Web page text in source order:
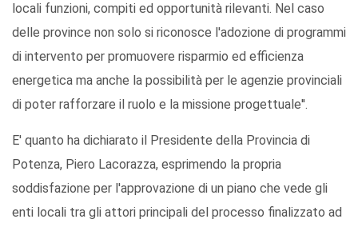
locali funzioni, compiti ed opportunità rilevanti. Nel caso
delle province non solo si riconosce l'adozione di programmi
di intervento per promuovere risparmio ed efficienza
energetica ma anche la possibilità per le agenzie provinciali
di poter rafforzare il ruolo e la missione progettuale''.
E' quanto ha dichiarato il Presidente della Provincia di
Potenza, Piero Lacorazza, esprimendo la propria
soddisfazione per l'approvazione di un piano che vede gli
enti locali tra gli attori principali del processo finalizzato ad